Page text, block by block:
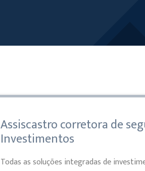
Assiscastro corretora de
Investimentos
Todas as soluções integradas de